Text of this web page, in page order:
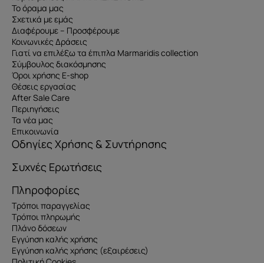
Το όραμα μας
Σχετικά με εμάς
Διαφέρουμε – Προσφέρουμε
Κοινωνικές Δράσεις
Γιατί να επιλέξω τα έπιπλα Marmaridis collection
Σύμβουλος διακόσμησης
Όροι χρήσης E-shop
Θέσεις εργασίας
After Sale Care
Περιηγήσεις
Τα νέα μας
Επικοινωνία
Οδηγίες Χρήσης & Συντήρησης
Συχνές Ερωτήσεις
Πληροφορίες
Τρόποι παραγγελίας
Τρόποι πληρωμής
Πλάνο δόσεων
Εγγύηση καλής χρήσης
Εγγύηση καλής χρήσης (εξαιρέσεις)